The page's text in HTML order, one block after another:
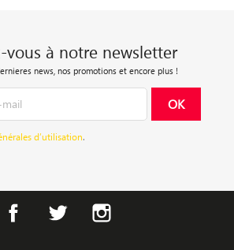
vous à notre newsletter
news, nos promotions et encore plus !
d’utilisation.
Facebook Twitter